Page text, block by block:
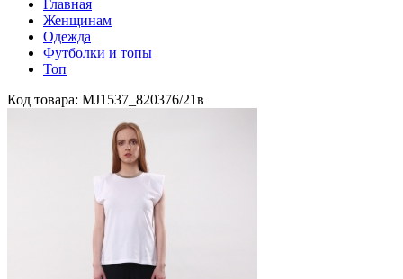
Главная
Женщинам
Одежда
Футболки и топы
Топ
Код товара: MJ1537_820376/21в